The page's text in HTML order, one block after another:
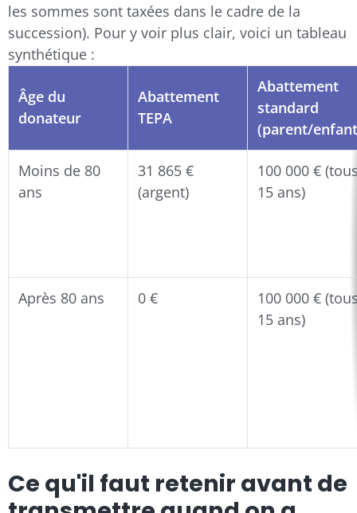
les sommes sont taxées dans le cadre de la
succession). Pour y voir plus clair, voici un tableau
synthétique :
Âge du
donateur
Abattement
TEPA
Abattement
standard
(parent/
Moins de 80
ans
31 865 €
(argent)
100 000 €
15 ans)
Après 80 ans 0 €
100 000 €
15 ans)
Ce qu'il faut retenir avant de